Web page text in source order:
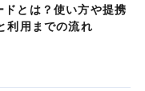
ドとは？使い方や提携
利用までの流れ